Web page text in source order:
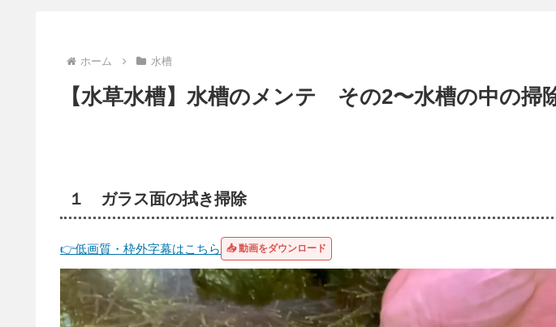
ホーム 水槽
【水草水槽】水槽のメンテ その2〜水槽の中の掃
１ ガラス面の拭き掃除
👉低画質・枠外字幕はこちら 📥 動画をダウンロード